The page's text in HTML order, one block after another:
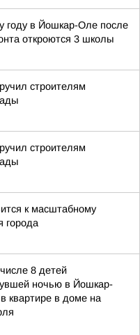
году в Йошкар-Оле после
откроются 3 школы
строителям
строителям
к масштабному
города
8 детей
ночью в Йошкар-
квартире в доме на